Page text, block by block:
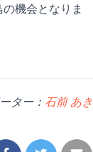
機会となりま
ター： 石前 あき